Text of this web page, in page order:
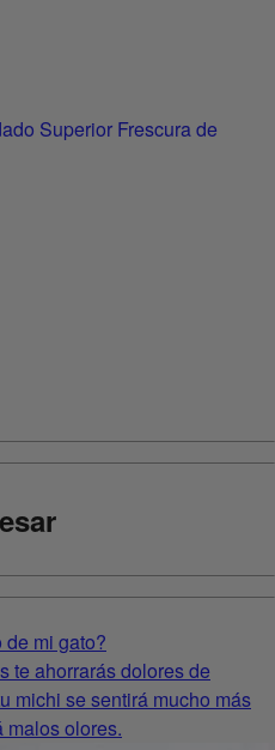
Superior Frescura de
mi gato?
te ahorrarás dolores de
michi se sentirá mucho más
malos olores.